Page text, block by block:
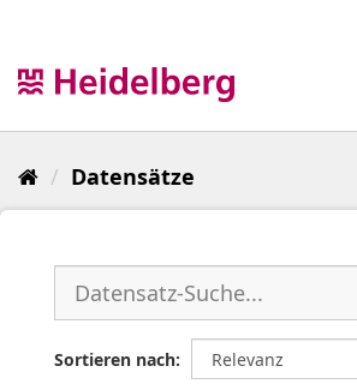
Datensätze
Sortieren nach